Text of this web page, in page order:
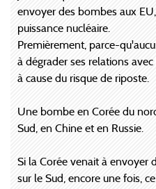
envoyer des bombes aux
puissance nucléaire.
Premièrement, parce-
à dégrader ses relations
à cause du risque de riposte.
Une bombe en Corée du
Sud, en Chine et en Russie.
Si la Corée venait à envoyer
sur le Sud, encore une fois,